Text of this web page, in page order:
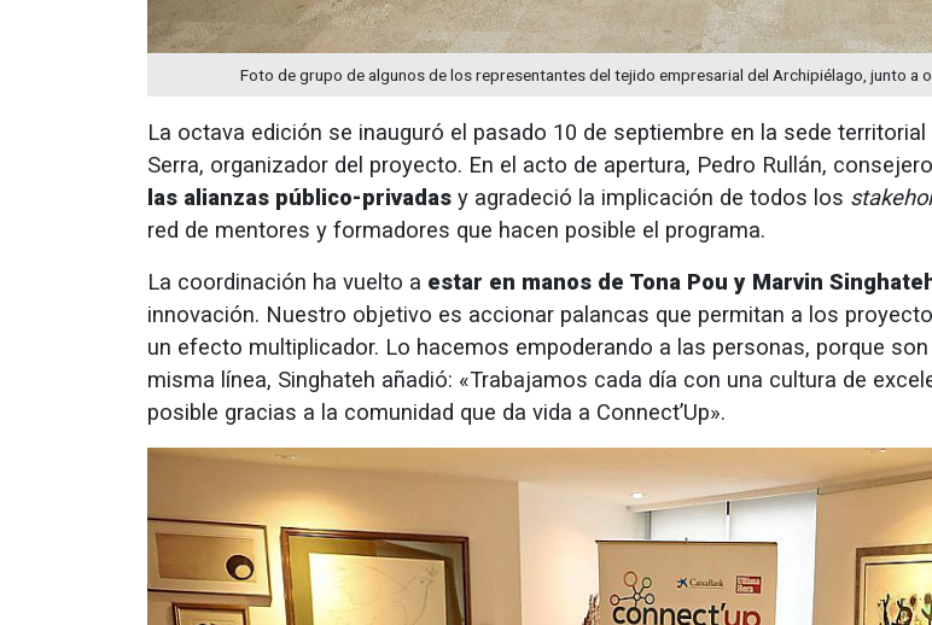
Foto de grupo de algunos de los representantes del tejido empresarial del Archipiélago, junto
La octava edición se inauguró el pasado 10 de septiembre en la sede
Serra, organizador del proyecto. En el acto de apertura, Pedro Rullán,
las alianzas público-privadas y agradeció la implicación de todos los
red de mentores y formadores que hacen posible el programa.
La coordinación ha vuelto a estar en manos de Tona Pou y Marvin
innovación. Nuestro objetivo es accionar palancas que permitan a los
un efecto multiplicador. Lo hacemos empoderando a las personas, porque
misma línea, Singhateh añadió: «Trabajamos cada día con una cultura de
posible gracias a la comunidad que da vida a Connect’Up».